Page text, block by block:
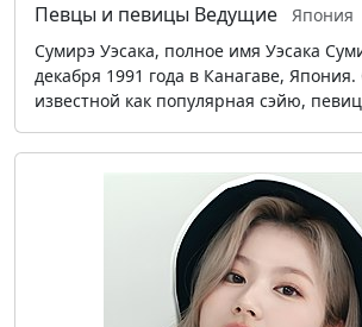
Певцы и певицы Ведущие
Япония
Сумирэ Уэсака, полное имя Уэсака
декабря 1991 года в Канагаве, Япония.
известной как популярная сэйю,